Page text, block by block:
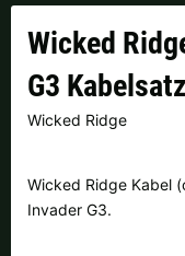
Wicked
G3 Kabelsatz
Wicked Ridge
Wicked Ridge Kabel
Invader G3.
Lettland |
Portugal |